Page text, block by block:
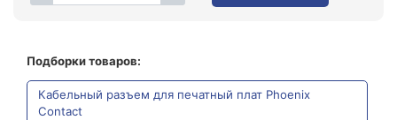
Подборки товаров:
Кабельный разъем для печатный плат Phoenix
Contact